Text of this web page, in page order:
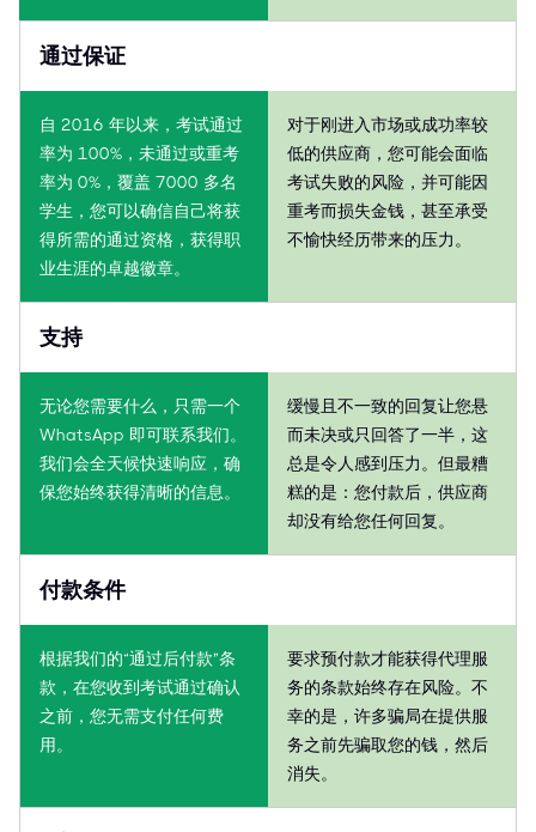
通过保证
自 2016 年以来，考试通过
率为 100%，未通过或重考
率为 0%，覆盖 7000 多名
学生，您可以确信自己将获
得所需的通过资格，获得职
业生涯的卓越徽章。
对于刚进入市场或成功率较
低的供应商，您可能会面临
考试失败的风险，并可能因
重考而损失金钱，甚至承受
不愉快经历带来的压力。
支持
无论您需要什么，只需一个
WhatsApp 即可联系我们。
我们会全天候快速响应，确
保您始终获得清晰的信息。
缓慢且不一致的回复让您悬
而未决或只回答了一半，这
总是令人感到压力。但最糟
糕的是：您付款后，供应商
却没有给您任何回复。
付款条件
根据我们的“通过后付款”条
款，在您收到考试通过确认
之前，您无需支付任何费
用。
要求预付款才能获得代理服
务的条款始终存在风险。不
幸的是，许多骗局在提供服
务之前先骗取您的钱，然后
消失。